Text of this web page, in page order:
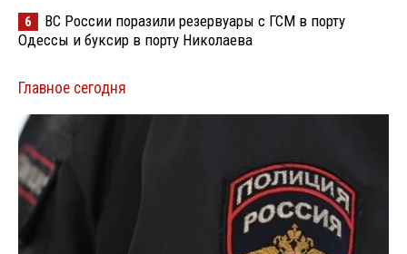
6
ВС России поразили резервуары с ГСМ в порту
Одессы и буксир в порту Николаева
Главное сегодня